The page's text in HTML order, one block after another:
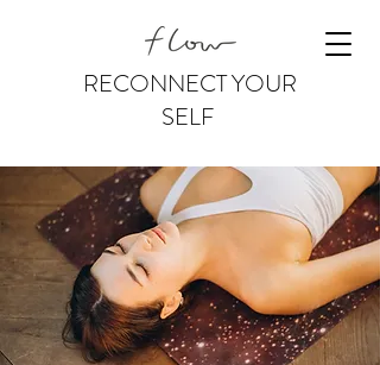
RECONNECT YOUR
SELF